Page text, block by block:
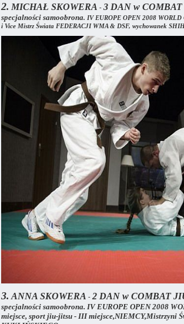
2. MICHAŁ SKOWERA - 3 DAN w
specjalności samoobrona. IV EUROPE OPEN 2008
i Vice Mistrz Świata FEDERACJI WMA & DSF, wychowanek
3. ANNA SKOWERA - 2 DAN w COMBAT
specjalności samoobrona. IV EUROPE OPEN 2008
miejsce, sport jiu-jitsu - III miejsce,NIEMCY,Mistrzyni